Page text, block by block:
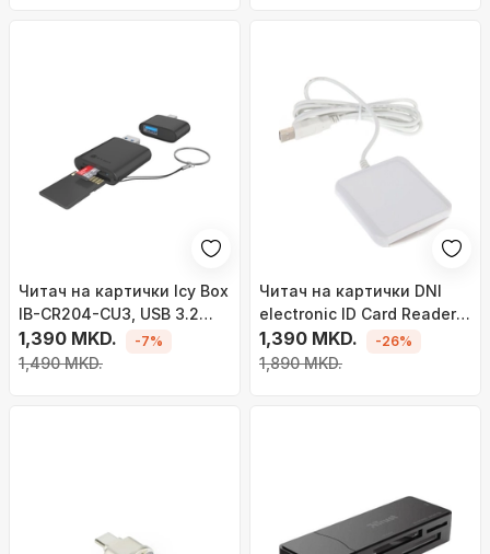
Читач на картички Icy Box
IB-CR204-CU3, USB 3.2
Gen 1, USB-C и USB-A, црн
1,390 MKD.
1,490 MKD.
-7%
Читач на картички DNI
electronic ID Card Reader,
USB, PC/SC CCID ISO7816,
бел
1,390 MKD.
1,890 MKD.
-26%